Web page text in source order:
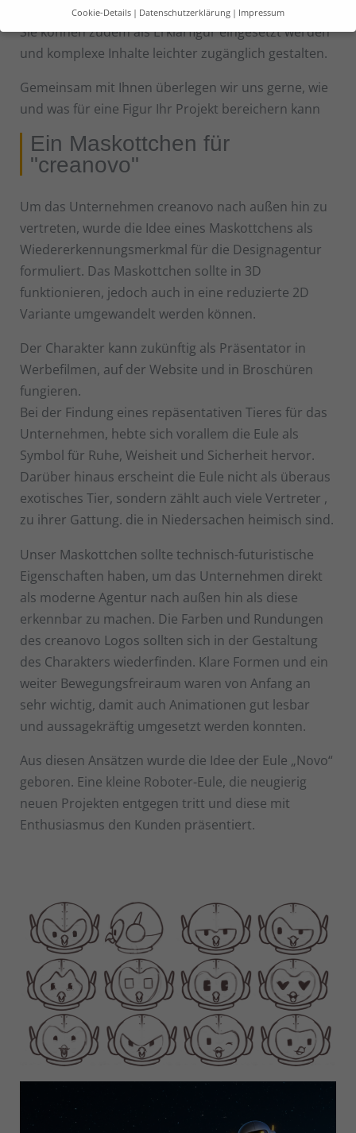
Gedächtnisbrücke zum zugehörigen Unternehmen.
Sie können zudem als Erklärfigur eingesetzt werden
und komplexe Inhalte leichter zugänglich gestalten.
Gemeinsam mit Ihnen überlegen wir uns gerne, wie
und was für eine Figur Ihr Projekt bereichern kann
Ein Maskottchen für
"creanovo"
Um das Unternehmen creanovo nach außen hin zu
vertreten, wurde die Idee eines Maskottchens als
Wiedererkennungsmerkmal für die Designagentur
formuliert. Das Maskottchen sollte in 3D
funktionieren, jedoch auch in eine reduzierte 2D
Variante umgewandelt werden können.
Der Charakter kann zukünftig als Präsentator in
Werbefilmen, auf der Website und in Broschüren
fungieren.
Bei der Findung eines repäsentativen Tieres für das
Unternehmen, hebte sich vorallem die Eule als
Symbol für Ruhe, Weisheit und Sicherheit hervor.
Darüber hinaus erscheint die Eule nicht als überaus
exotisches Tier, sondern zählt auch viele Vertreter ,
zu ihrer Gattung. die in Niedersachen heimisch sind.
Unser Maskottchen sollte technisch-futuristische
Eigenschaften haben, um das Unternehmen direkt
als moderne Agentur nach außen hin als diese
erkennbar zu machen. Die Farben und Rundungen
des creanovo Logos sollten sich in der Gestaltung
des Charakters wiederfinden. Klare Formen und ein
weiter Bewegungsfreiraum waren von Anfang an
sehr wichtig, damit auch Animationen gut lesbar
und aussagekräftig umgesetzt werden konnten.
Aus diesen Ansätzen wurde die Idee der Eule „Novo“
geboren. Eine kleine Roboter-Eule, die neugierig
neuen Projekten entgegen tritt und diese mit
Enthusiasmus den Kunden präsentiert.
Cookie-Details Datenschutzerklärung Impressum
Datenschutzeinstellungen
Website. Einige von ihnen sind essenziell, während andere
uns helfen, diese Website und Ihre Erfahrung zu verbessern.
Personenbezogene Daten können verarbeitet werden (z. B. IP-
Adressen), z. B. für personalisierte Anzeigen und Inhalte oder
Anzeigen- und Inhaltsmessung. Weitere Informationen über
die Verwendung Ihrer Daten finden Sie in unserer
Datenschutzerklärung
Sie können Ihre Einwilligung zu ganzen Kategorien geben
oder sich weitere Informationen anzeigen lassen und so nur
bestimmte Cookies auswählen.
Alle akzeptieren Speichern
Datenschutzeinstellungen
Essenzielle Cookies ermöglichen grundlegende Funktionen und sind für
die einwandfreie Funktion der Website erforderlich.
Statistiken (1)
Statistik Cookies erfassen Informationen anonym. Diese Informationen
helfen uns zu verstehen, wie unsere Besucher unsere Website nutzen.
Cookie-Informationen anzeigen
Externe Medien (1)
Inhalte von Videoplattformen und Social-Media-Plattformen werden
werden, bedarf der Zugriff auf diese Inhalte keiner manuellen
Einwilligung mehr.
Cookie-Informationen anzeigen
Datenschutzerklärung Impressum